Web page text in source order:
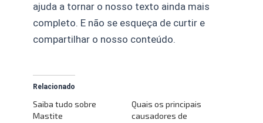
ajuda a tornar o nosso texto ainda mais
completo. E não se esqueça de curtir e
compartilhar o nosso conteúdo.
Relacionado
Saiba tudo sobre
Mastite
Quais os principais
causadores de